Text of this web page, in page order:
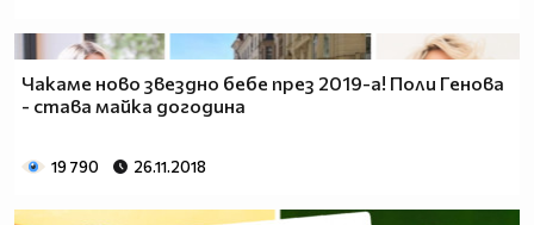
Чакаме ново звездно бебе през 2019-а! Поли Генова
- става майка догодина
19 790 26.11.2018